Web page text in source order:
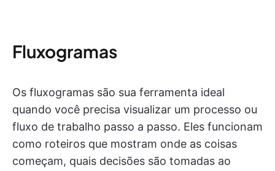
Fluxogramas
Os fluxogramas são sua ferramenta ideal
quando você precisa visualizar um processo ou
fluxo de trabalho passo a passo. Eles funcionam
como roteiros que mostram onde as coisas
começam, quais decisões são tomadas ao